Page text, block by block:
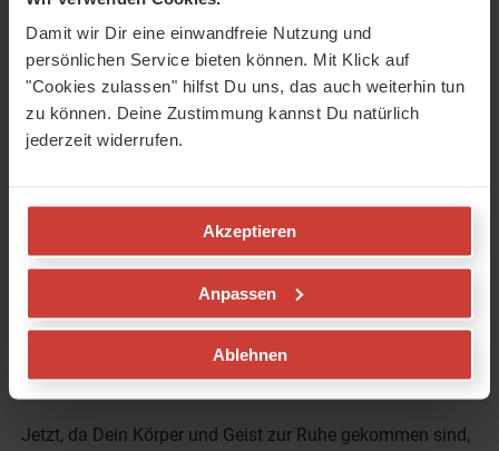
Damit wir Dir eine einwandfreie Nutzung und
persönlichen Service bieten können. Mit Klick auf
"Cookies zulassen" hilfst Du uns, das auch weiterhin tun
zu können. Deine Zustimmung kannst Du natürlich
jederzeit widerrufen.
Akzeptieren
Anpassen
Ablehnen
25 min 0 2
Entspannung
Stress
ALLE VIDEOS: MEDITATION & ENTSPANNUNG
3. Journaling zur Selbstreflektion
Jetzt, da Dein Körper und Geist zur Ruhe gekommen sind,